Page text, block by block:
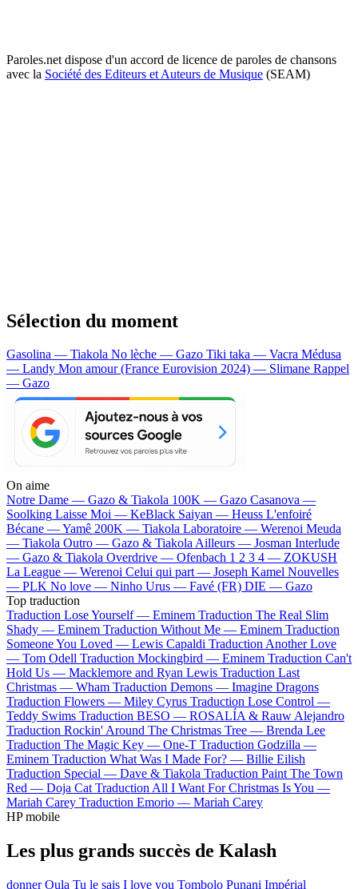
Paroles.net dispose d'un accord de licence de paroles de chansons
avec la Société des Editeurs et Auteurs de Musique (SEAM)
Sélection du moment
Gasolina — Tiakola No lèche — Gazo Tiki taka — Vacra Médusa
— Landy Mon amour (France Eurovision 2024) — Slimane Rappel
— Gazo
On aime
Notre Dame — Gazo & Tiakola 100K — Gazo Casanova —
Soolking Laisse Moi — KeBlack Saiyan — Heuss L'enfoiré
Bécane —Yamê 200K — Tiakola Laboratoire — Werenoi Meuda
— Tiakola Outro — Gazo & TiakolaAilleurs — Josman Interlude
— Gazo & Tiakola Overdrive — Ofenbach 1 2 3 4 — ZOKUSH
La League — Werenoi Celui qui part — Joseph Kamel Nouvelles
— PLK No love — Ninho Urus — Favé (FR) DIE — Gazo
Top traduction
Traduction Lose Yourself — Eminem Traduction The Real Slim
Shady — Eminem Traduction Without Me — Eminem Traduction
Someone You Loved — Lewis Capaldi Traduction Another Love
— Tom Odell Traduction Mockingbird — Eminem Traduction Can't
Hold Us — Macklemore and Ryan Lewis Traduction Last
Christmas — Wham Traduction Demons — Imagine Dragons
Traduction Flowers — Miley Cyrus Traduction Lose Control —
Teddy Swims Traduction BESO — ROSALÍA & Rauw Alejandro
Traduction Rockin' Around The Christmas Tree — Brenda Lee
Traduction The Magic Key — One-T Traduction Godzilla —
Eminem Traduction What Was I Made For? — Billie Eilish
Traduction Special — Dave & Tiakola Traduction Paint The Town
Red — Doja Cat Traduction All I Want For Christmas Is You —
Mariah Carey Traduction Emorio — Mariah Carey
HP mobile
Les plus grands succès de Kalash
donnerOula Tu le sais I love you Tombolo Punani Impérial